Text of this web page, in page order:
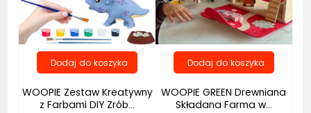
WOOPIE Zestaw Kreatywny
z Farbami DIY Zrób...
WOOPIE GREEN Drewniana
Składana Farma w...